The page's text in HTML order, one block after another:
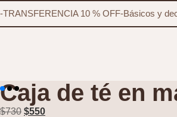
-TRANSFERENCIA 10 % OFF-Básicos y
Caja de té en
$730 $550